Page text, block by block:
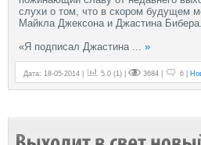
слухи о том, что в скором будущем
Майкла Джексона и Джастина Бибера.
«Я подписал Джастина
»
Дата: 18-05-2014 | 5.0 (1 ) | 3684 | 6 |